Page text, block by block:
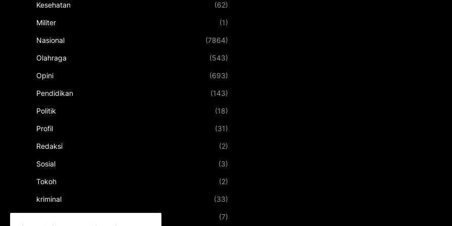
Kesehatan (62)
Militer (1)
Nasional (7864)
Olahraga (543)
Opini (693)
Pendidikan (143)
Politik (18)
Profil (31)
Redaksi (2)
Sosial (3)
Tokoh (2)
kriminal (33)
(7)